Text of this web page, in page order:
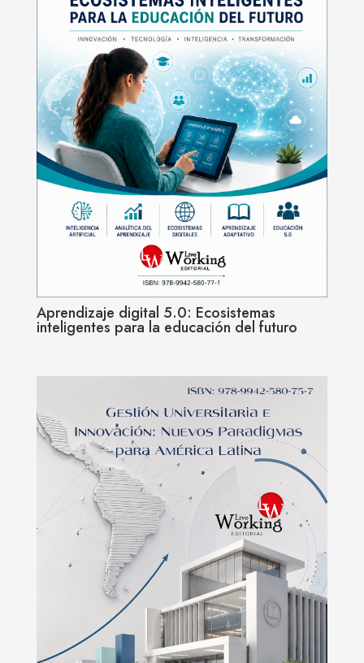
Aprendizaje digital 5.0: Ecosistemas
inteligentes para la educación del futuro